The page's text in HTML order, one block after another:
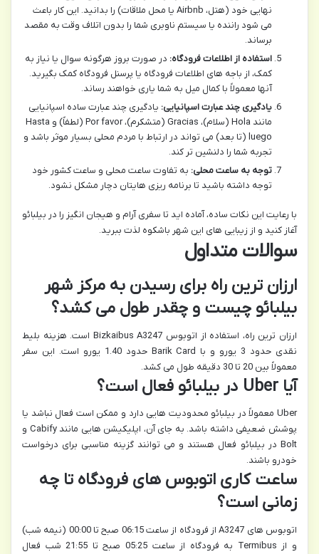
نهایی خود (هتل، Airbnb یا محل ملاقات) را بدانید. این کار باعث
می شود راننده یا سیستم ناوبری شما را بدون اتلاف وقت به مقصد
برساند.
استفاده از اطلاعات فرودگاه: در صورت بروز هرگونه سوال یا نیاز به
کمک، از باجه های اطلاعات فرودگاه یا پرسنل فرودگاه کمک بگیرید.
آنها معمولاً با کمال میل به شما یاری خواهند رساند.
یادگیری چند عبارت اسپانیایی: یادگیری چند عبارت ساده اسپانیایی
مانند Hola (سلام)، Gracias (متشکرم)، Por favor (لطفاً) و Hasta
luego (تا بعد) می تواند در ارتباط با مردم محلی بسیار موثر باشد و
تجربه شما را دلنشین تر کند.
توجه به ساعت محلی: به تفاوت ساعت محلی و ساعت کشور خود
توجه داشته باشید تا برنامه ریزی هایتان دچار مشکل نشود.
با رعایت این نکات ساده، آماده اید تا سفری آرام و هیجان انگیز را در بیلبائو
آغاز کنید و از زیبایی های این شهر باشکوه لذت ببرید.
سوالات متداول
ارزان ترین راه برای رسیدن به مرکز شهر
بیلبائو چیست و چقدر طول می کشد؟
ارزان ترین راه، استفاده از اتوبوس Bizkaibus A3247 است. هزینه بلیط
نقدی حدود 3 یورو و با Barik Card حدود 1.40 یورو است. این سفر
معمولاً بین 20 تا 30 دقیقه طول می کشد.
آیا Uber در بیلبائو فعال است؟
Uber معمولاً در بیلبائو محدودیت هایی دارد و ممکن است فعال نباشد یا
پوشش ضعیفی داشته باشد. به جای آن، اپلیکیشن هایی مانند Cabify و
Bolt در بیلبائو فعال هستند و می توانند گزینه مناسبی برای درخواست
خودرو باشند.
ساعت کاری اتوبوس های فرودگاه تا چه
زمانی است؟
اتوبوس های A3247 از فرودگاه از ساعت 06:15 صبح تا 00:00 (نیمه شب)
و از Termibus به فرودگاه از ساعت 05:25 صبح تا 21:55 شب فعال